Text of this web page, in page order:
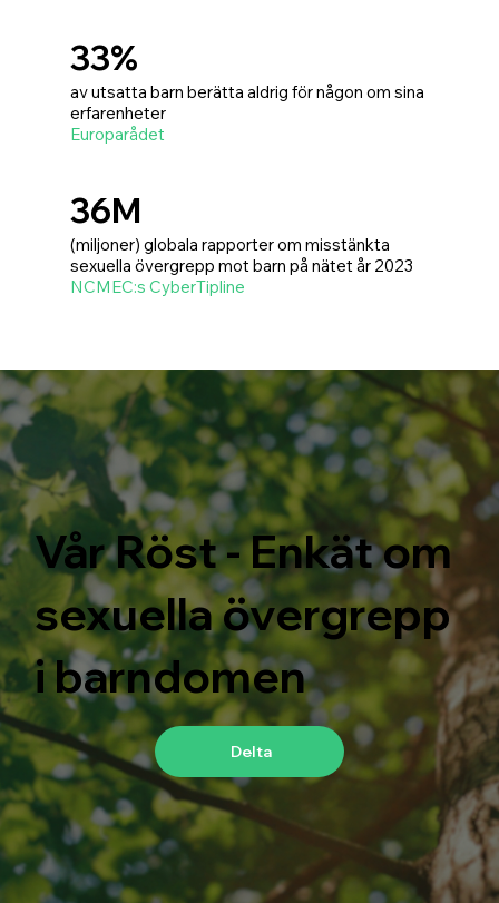
33%
av utsatta barn berätta aldrig för någon om sina
erfarenheter
Europarådet
36M
(miljoner) globala rapporter om misstänkta
sexuella övergrepp mot barn på nätet år 2023
NCMEC:s CyberTipline
Vår Röst - Enkät om
sexuella övergrepp
i barndomen
Delta